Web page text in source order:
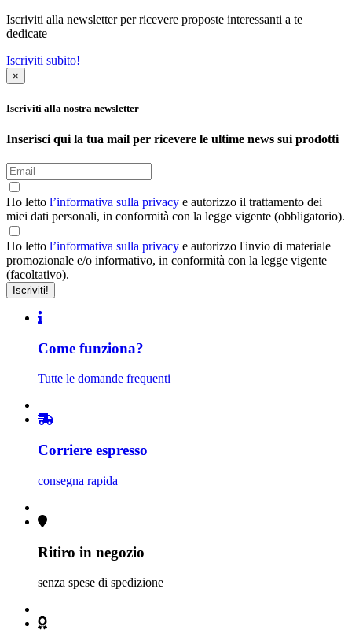
Iscriviti alla newsletter per ricevere proposte interessanti a te
dedicate
Iscriviti subito!
×
Iscriviti alla nostra newsletter
Inserisci qui la tua mail per ricevere le ultime news sui prodotti
Ho letto l’informativa sulla privacy e autorizzo il trattamento dei
miei dati personali, in conformità con la legge vigente (obbligatorio).
Ho letto l’informativa sulla privacy e autorizzo l'invio di materiale
promozionale e/o informativo, in conformità con la legge vigente
(facoltativo).
Come funziona?
Tutte le domande frequenti
Corriere espresso
consegna rapida
Ritiro in negozio
senza spese di spedizione